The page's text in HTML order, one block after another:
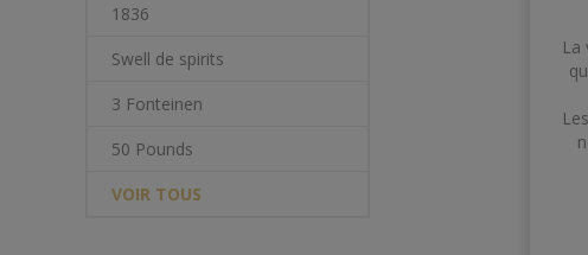
1836
Swell de spirits
3 Fonteinen
50 Pounds
VOIR TOUS
La